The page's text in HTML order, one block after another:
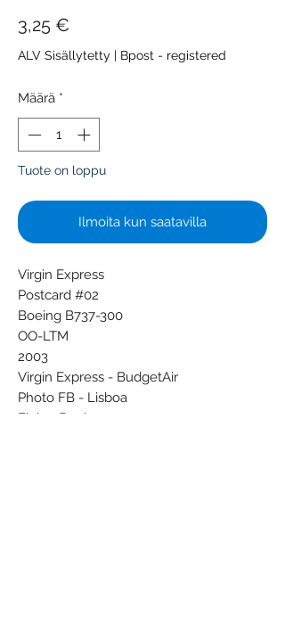
3,25 €
ALV Sisällytetty | Bpost - registered
Määrä *
Tuote on loppu
Ilmoita kun saatavilla
Virgin Express
Postcard #02
Boeing B737-300
OO-LTM
2003
Virgin Express - BudgetAir
Photo FB - Lisboa
Flying Books